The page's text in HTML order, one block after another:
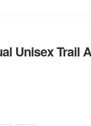
Unisex Trail